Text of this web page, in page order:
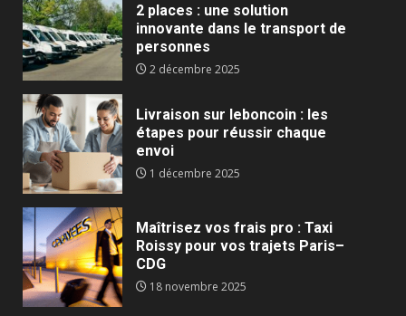
2 places : une solution
innovante dans le transport de
personnes
2 décembre 2025
Livraison sur leboncoin : les
étapes pour réussir chaque
envoi
1 décembre 2025
Maîtrisez vos frais pro : Taxi
Roissy pour vos trajets Paris–
CDG
18 novembre 2025